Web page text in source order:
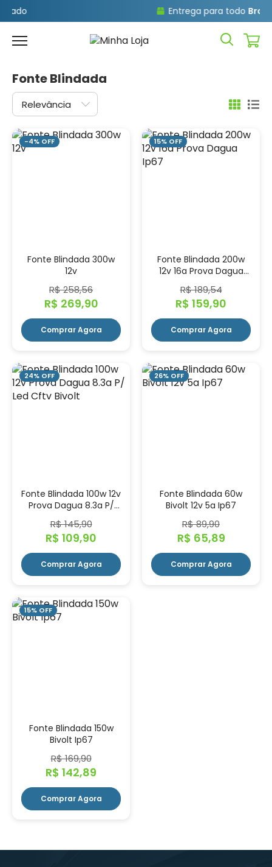
Entrega para todoBrasil
Fonte Blindada
-4% OFF
Fonte Blindada 300w
12v
R$ 258,56
R$ 269,90
Comprar Agora
15% OFF
Fonte Blindada 200w
12v 16a Prova Dagua
R$ 189,54
R$ 159,90
Comprar Agora
24% OFF
Fonte Blindada 100w 12v
Prova Dagua 8.3a P/
Led Cftv Bivolt
R$ 145,90
R$ 109,90
Comprar Agora
26% OFF
Fonte Blindada 60w
Bivolt 12v 5a Ip67
R$ 89,90
R$ 65,89
Comprar Agora
15% OFF
Fonte Blindada 150w
Bivolt Ip67
R$ 169,90
R$ 142,89
Comprar Agora